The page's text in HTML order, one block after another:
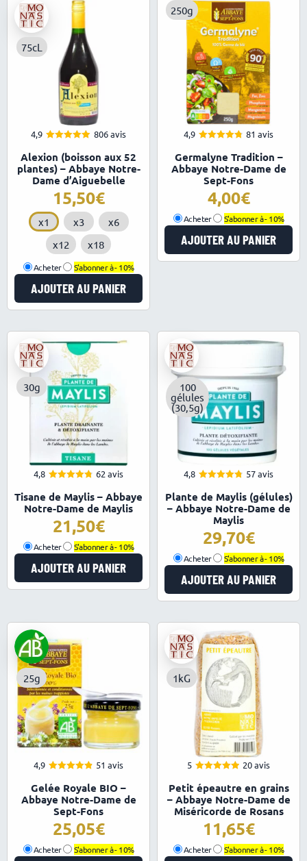
popularité
75cL
4,9
sur 5
806 avis
Alexion (boisson aux 52
plantes) – Abbaye Notre-
Dame d’Aiguebelle
15,50
x1 x3
x6
x12
x18
Acheter S'abonner à -10%
AJOUTER AU PANIER
250g
4,9
sur 5
81 avis
Germalyne Tradition –
Abbaye Notre-Dame de
Sept-Fons
4,00
Acheter S'abonner à -10%
AJOUTER AU PANIER
30g
4,8
sur 5
62 avis
Tisane de Maylis – Abbaye
Notre-Dame de Maylis
21,50
Acheter S'abonner à -10%
AJOUTER AU PANIER
100
gélules
(30,5g)
4,8
sur 5
57 avis
Plante de Maylis (gélules)
– Abbaye Notre-Dame de
Maylis
29,70
Acheter S'abonner à -10%
AJOUTER AU PANIER
25g
4,9
sur 5
51 avis
Gelée Royale BIO –
Abbaye Notre-Dame de
Sept-Fons
25,05
Acheter S'abonner à -10%
1kG
5
sur 5
20 avis
Petit épeautre en grains
– Abbaye Notre-Dame de
Miséricorde de Rosans
11,65
Acheter S'abonner à -10%